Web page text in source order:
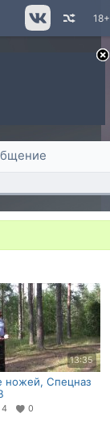
18+
13:35
ножей, Спецназ
4 0